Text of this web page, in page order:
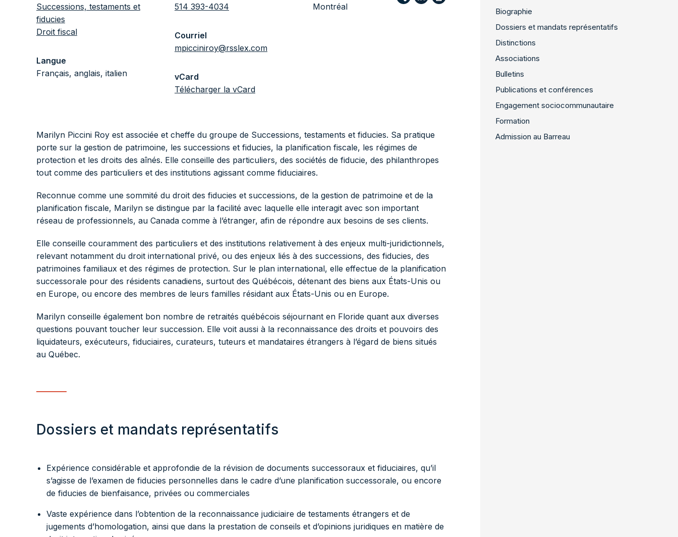
Successions, testaments et
fiducies
Droit fiscal
Langue
Français, anglais, italien
514 393-4034
Courriel
mpicciniroy@rsslex.com
vCard
Télécharger la vCard
Montréal
Marilyn Piccini Roy est associée et cheffe du groupe de Successions, testaments et fiducies. Sa pratique
porte sur la gestion de patrimoine, les successions et fiducies, la planification fiscale, les régimes de
protection et les droits des aînés. Elle conseille des particuliers, des sociétés de fiducie, des philanthropes
tout comme des particuliers et des institutions agissant comme fiduciaires.
Reconnue comme une sommité du droit des fiducies et successions, de la gestion de patrimoine et de la
planification fiscale, Marilyn se distingue par la facilité avec laquelle elle interagit avec son important
réseau de professionnels, au Canada comme à l’étranger, afin de répondre aux besoins de ses clients.
Elle conseille couramment des particuliers et des institutions relativement à des enjeux multi-juridictionnels,
relevant notamment du droit international privé, ou des enjeux liés à des successions, des fiducies, des
patrimoines familiaux et des régimes de protection. Sur le plan international, elle effectue de la planification
successorale pour des résidents canadiens, surtout des Québécois, détenant des biens aux États-Unis ou
en Europe, ou encore des membres de leurs familles résidant aux États-Unis ou en Europe.
Marilyn conseille également bon nombre de retraités québécois séjournant en Floride quant aux diverses
questions pouvant toucher leur succession. Elle voit aussi à la reconnaissance des droits et pouvoirs des
liquidateurs, exécuteurs, fiduciaires, curateurs, tuteurs et mandataires étrangers à l’égard de biens situés
au Québec.
Dossiers et mandats représentatifs
Expérience considérable et approfondie de la révision de documents successoraux et fiduciaires, qu’il
s’agisse de l’examen de fiducies personnelles dans le cadre d’une planification successorale, ou encore
de fiducies de bienfaisance, privées ou commerciales
Vaste expérience dans l’obtention de la reconnaissance judiciaire de testaments étrangers et de
jugements d’homologation, ainsi que dans la prestation de conseils et d’opinions juridiques en matière de
Biographie
Dossiers et mandats représentatifs
Distinctions
Associations
Bulletins
Publications et conférences
Engagement sociocommunautaire
Formation
Admission au Barreau